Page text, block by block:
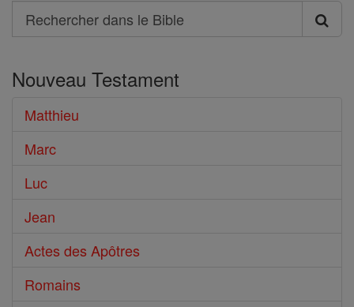
Search
Rechercher
le
Bible
Nouveau Testament
Matthieu
Marc
Luc
Jean
Actes des Apôtres
Romains